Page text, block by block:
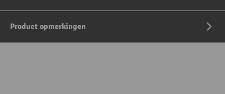
Product opmerkingen